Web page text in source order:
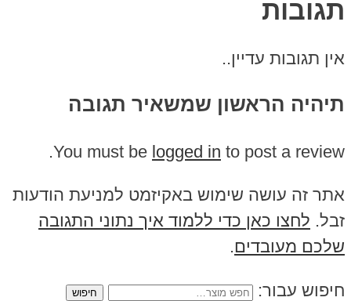
תגובות
אין תגובות עדיין..
תיהיה הראשון שמשאיר תגובה
You must be logged in to post a review.
אתר זה עושה שימוש באקיזמט למניעת הודעות
זבל. לחצו כאן כדי ללמוד איך נתוני התגובה
שלכם מעובדים.
חיפוש עבור: